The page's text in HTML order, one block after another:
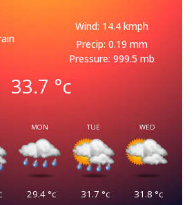
Wind: 14.4 kmph
Precip: 0.19 mm
Pressure: 999.5 mb
33.7 °c
MON
29.4°c
TUE
31.7 °c
WED
31.8 °c